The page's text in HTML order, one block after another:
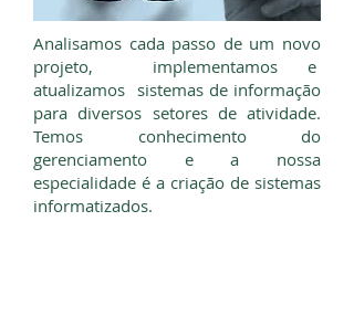
Analisamos cada passo de um novo
projeto, implementamos e
atualizamos sistemas de informação
para diversos setores de atividade.
Temos conhecimento do
gerenciamento e a nossa
especialidade é a criação de sistemas
informatizados.